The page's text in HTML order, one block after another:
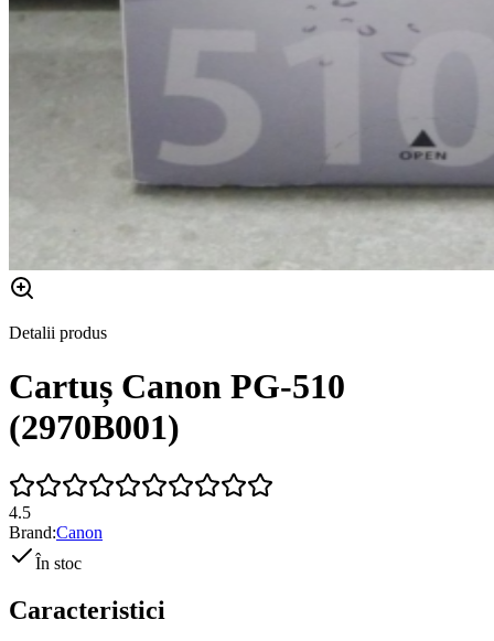
Detalii produs
Cartuș Canon PG-510
(2970B001)
4.5
Brand:Canon
În stoc
Caracteristici